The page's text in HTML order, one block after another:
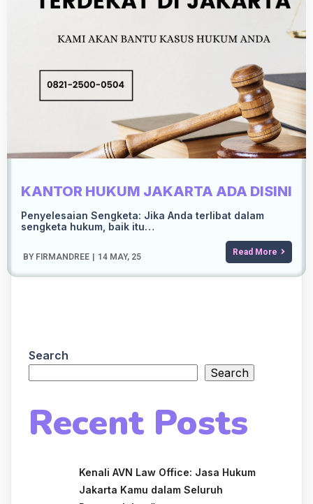
KANTOR HUKUM JAKARTA ADA DISINI
BY FIRMANDREE 14 MAY, 25
Penyelesaian Sengketa: Jika Anda terlibat dalam
sengketa hukum, baik itu…
Read More
Search
Search
Recent Posts
Kenali AVN Law Office: Jasa Hukum
Jakarta Kamu dalam Seluruh